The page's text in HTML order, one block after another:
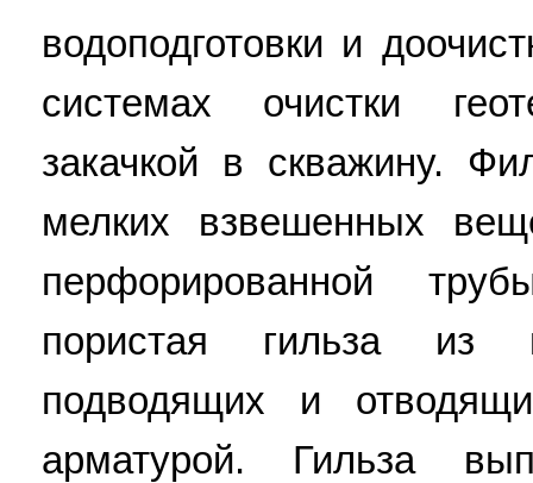
водоподготовки и
системах очистки
закачкой в скважину.
мелких взвешенных
перфорированной
пористая гильза из
подводящих и
арматурой. Гильза